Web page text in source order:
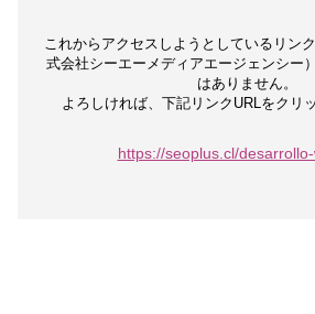
これからアクセスしようとしているリンク
式会社シーエーメディアエージェンシー
はありません。
よろしければ、下記リンクURLをクリ
https://seoplus.cl/